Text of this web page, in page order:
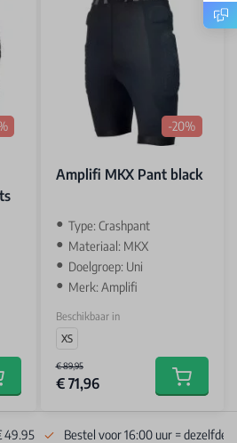
to cart
-20%
Amplifi MKX Pant black
Type: Crashpant
Materiaal: MKX
Doelgroep: Uni
Merk: Amplifi
Beschikbaar in
XS
€ 89,95
€ 71,96 Add to
49.95 Bestel voor 16:00 uur = dezelfde